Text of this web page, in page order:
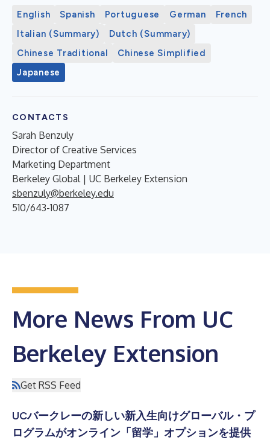
English Spanish Portuguese German
French
Italian (Summary)
Dutch (Summary)
Chinese Traditional
Chinese Simplified
Japanese
CONTACTS
Sarah Benzuly
Director of Creative Services
Marketing Department
Berkeley Global | UC Berkeley Extension
sbenzuly@berkeley.edu
510/643-1087
More News From UC
Berkeley Extension
Get RSS Feed
UCバークレーの新しい新入生向けグローバル・プ
ログラムがオンライン「留学」オプションを提供